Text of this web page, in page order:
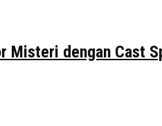
Misteri dengan Cast